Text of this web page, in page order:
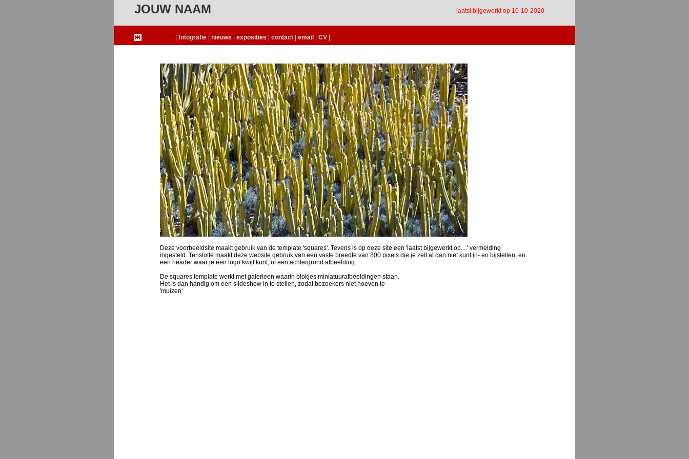
laatst bijgewerkt op 10-10-2020
JOUW NAAM
fotografie nieuws exposities contact email CV
Deze voorbeeldsite maakt gebruik van de template 'squares'. Tevens is op deze site een 'laatst bijgewerkt op....' vermelding
ingesteld. Tenslotte maakt deze website gebruik van een vaste breedte van 800 pixels die je zelf al dan niet kunt in- en bijstellen, en
een header waar je een logo kwijt kunt, of een achtergrond afbeelding.
De squares template werkt met galerieen waarin blokjes miniatuurafbeeldingen staan.
Het is dan handig om een slideshow in te stellen, zodat bezoekers niet hoeven te
'muizen'